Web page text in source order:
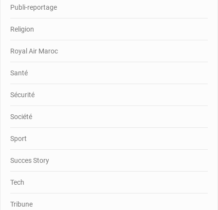
Publi-reportage
Religion
Royal Air Maroc
Santé
Sécurité
Société
Sport
Succes Story
Tech
Tribune